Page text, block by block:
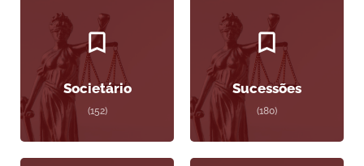
Societário
(152)
Sucessões
(180)